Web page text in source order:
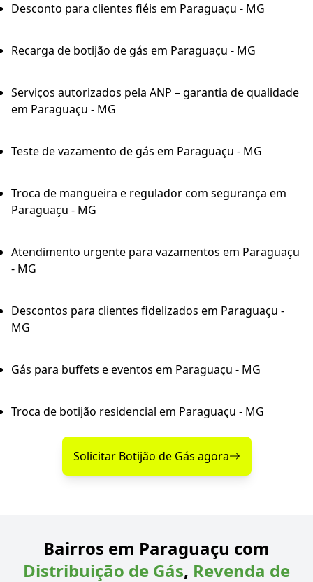
Desconto para clientes fiéis em Paraguaçu - MG
Recarga de botijão de gás em Paraguaçu - MG
Serviços autorizados pela ANP – garantia de qualidade
em Paraguaçu - MG
Teste de vazamento de gás em Paraguaçu - MG
Troca de mangueira e regulador com segurança em
Paraguaçu - MG
Atendimento urgente para vazamentos em Paraguaçu
- MG
Descontos para clientes fidelizados em Paraguaçu -
MG
Gás para buffets e eventos em Paraguaçu - MG
Troca de botijão residencial em Paraguaçu - MG
Solicitar Botijão de Gás agora
Bairros em Paraguaçu com
Distribuição de Gás, Revenda de